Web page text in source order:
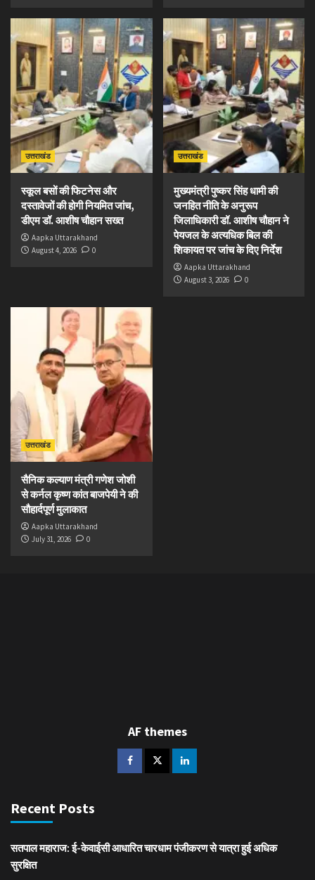
उत्तराखंड
स्कूल बसों की फिटनेस और
दस्तावेजों की होगी नियमित जांच,
डीएम डॉ. आशीष चौहान सख्त
Aapka Uttarakhand
August 4, 2026
0
उत्तराखंड
मुख्यमंत्री पुष्कर सिंह धामी की
जनहित नीति के अनुरूप
जिलाधिकारी डॉ. आशीष चौहान ने
पेयजल के अत्यधिक बिल की
शिकायत पर जांच के दिए निर्देश
Aapka Uttarakhand
August 3, 2026
0
उत्तराखंड
सैनिक कल्याण मंत्री गणेश जोशी
से कर्नल कृष्ण कांत बाजपेयी ने की
सौहार्दपूर्ण मुलाकात
Aapka Uttarakhand
July 31, 2026
0
AF themes
Recent Posts
सतपाल महाराज: ई-केवाईसी आधारित चारधाम पंजीकरण से यात्रा हुई अधिक
सुरक्षित